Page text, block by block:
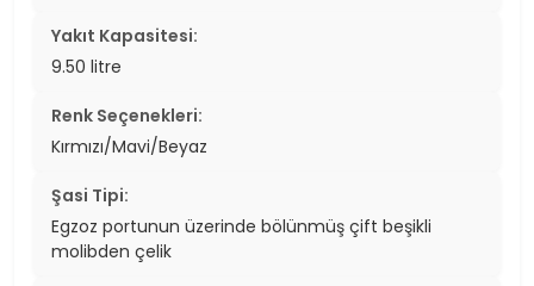
Yakıt Kapasitesi:
9.50 litre
Renk Seçenekleri:
Kırmızı/Mavi/Beyaz
Şasi Tipi:
Egzoz portunun üzerinde bölünmüş çift beşikli
molibden çelik